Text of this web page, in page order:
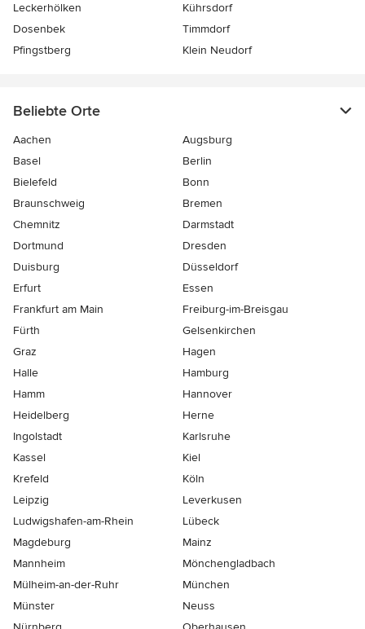
Leckerhölken
Kührsdorf
Dosenbek
Timmdorf
Pfingstberg
Klein Neudorf
Beliebte Orte
Aachen
Augsburg
Basel
Berlin
Bielefeld
Bonn
Braunschweig
Bremen
Chemnitz
Darmstadt
Dortmund
Dresden
Duisburg
Düsseldorf
Erfurt
Essen
Frankfurt am Main
Freiburg-im-Breisgau
Fürth
Gelsenkirchen
Graz
Hagen
Halle
Hamburg
Hamm
Hannover
Heidelberg
Herne
Ingolstadt
Karlsruhe
Kassel
Kiel
Krefeld
Köln
Leipzig
Leverkusen
Ludwigshafen-am-Rhein
Lübeck
Magdeburg
Mainz
Mannheim
Mönchen­gladbach
Mülheim-an-der-Ruhr
München
Münster
Neuss